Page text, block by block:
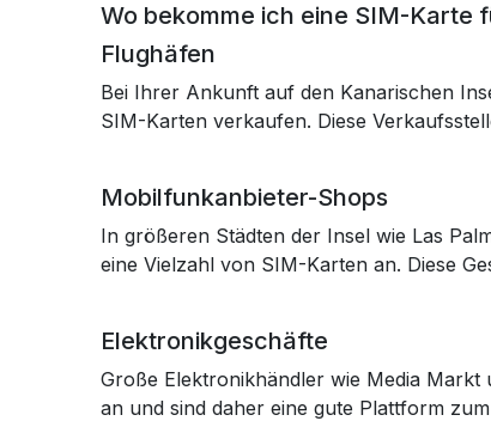
Wo bekomme ich eine SIM-Karte
Flughäfen
Bei Ihrer Ankunft auf den Kanarischen
SIM-Karten verkaufen. Diese
Mobilfunkanbieter-Shops
In größeren Städten der Insel wie Las
eine Vielzahl von SIM-Karten an. Diese
Elektronikgeschäfte
Große Elektronikhändler wie Media
an und sind daher eine gute Plattform